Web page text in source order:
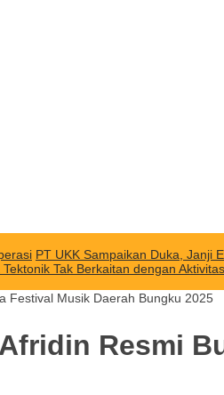
PT UKK Sampaikan Duka, Janji
Tak Berkaitan dengan
Festival Musik Daerah Bungku 2025
Resmi